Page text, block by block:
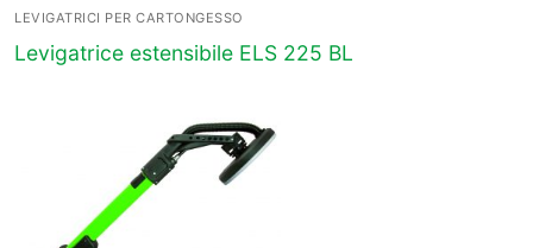
LEVIGATRICI PER CARTONGESSO
Levigatrice estensibile ELS 225 BL